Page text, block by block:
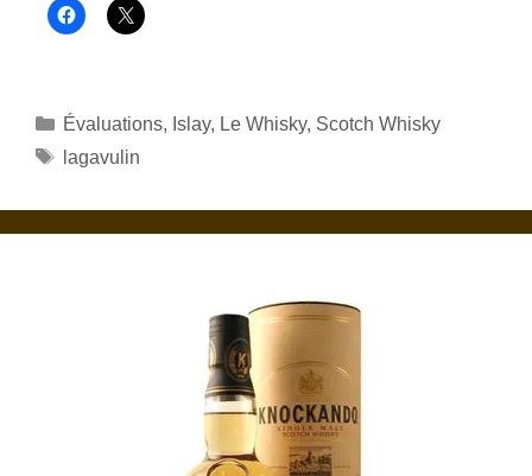
Catégories
Évaluations, Islay, Le Whisky, Scotch Whisky
Étiquettes
lagavulin